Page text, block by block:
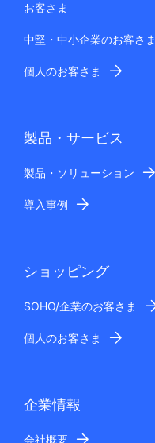
お客さま
中堅・中小企業のお客さま
個人のお客さま
製品・サービス
製品・ソリューション
導入事例
ショッピング
SOHO/企業のお客さま
個人のお客さま
企業情報
会社概要